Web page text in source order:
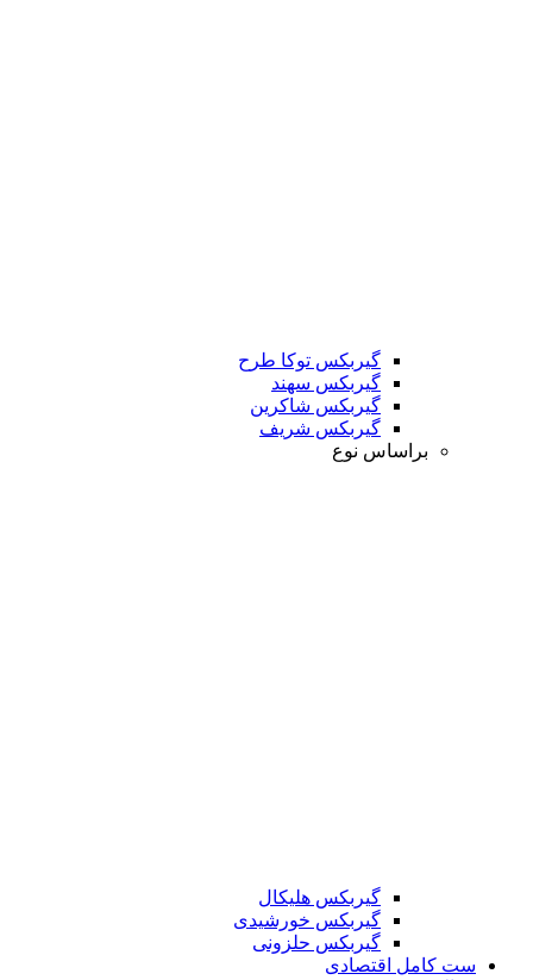
گیربکس توکا طرح
گیربکس سهند
گیربکس شاکرین
گیربکس شریف
براساس نوع
گیربکس هلیکال
گیربکس خورشیدی
گیربکس حلزونی
ست کامل اقتصادی